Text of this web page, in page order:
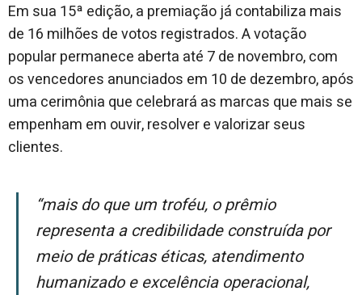
Em sua 15ª edição, a premiação já contabiliza mais
de 16 milhões de votos registrados. A votação
popular permanece aberta até 7 de novembro, com
os vencedores anunciados em 10 de dezembro, após
uma cerimônia que celebrará as marcas que mais se
empenham em ouvir, resolver e valorizar seus
clientes.
“Mais do que um troféu, o prêmio
representa a credibilidade construída por
meio de práticas éticas, atendimento
humanizado e excelência operacional,